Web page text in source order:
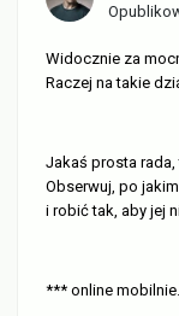
Widocznie za
Raczej na takie
Jakaś prosta
Obserwuj, po
i robić tak, aby jej
*** online